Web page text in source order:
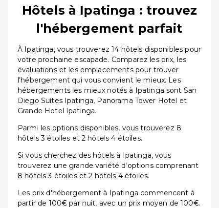
Hôtels à Ipatinga : trouvez
l'hébergement parfait
À Ipatinga, vous trouverez 14 hôtels disponibles pour
votre prochaine escapade. Comparez les prix, les
évaluations et les emplacements pour trouver
l'hébergement qui vous convient le mieux. Les
hébergements les mieux notés à Ipatinga sont San
Diego Suítes Ipatinga, Panorama Tower Hotel et
Grande Hotel Ipatinga.
Parmi les options disponibles, vous trouverez 8
hôtels 3 étoiles et 2 hôtels 4 étoiles.
Si vous cherchez des hôtels à Ipatinga, vous
trouverez une grande variété d'options comprenant
8 hôtels 3 étoiles et 2 hôtels 4 étoiles.
Les prix d'hébergement à Ipatinga commencent à
partir de 100€ par nuit, avec un prix moyen de 100€.